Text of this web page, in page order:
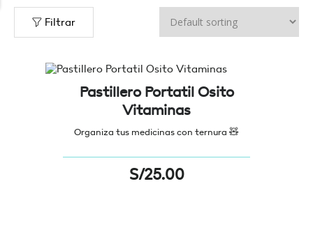
Filtrar
Pastillero Portatil Osito
Vitaminas
Organiza tus medicinas con ternura 🧸
S/25.00